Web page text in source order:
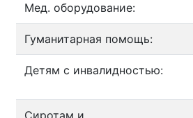
Мед. оборудование:
Гуманитарная помощь:
Детям с инвалидностью:
Сиротам и